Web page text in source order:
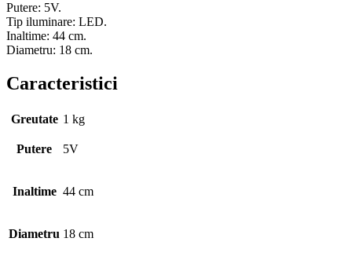
Putere: 5V.
Tip iluminare: LED.
Inaltime: 44 cm.
Diametru: 18 cm.
Caracteristici
Greutate 1 kg
Putere 5V
Inaltime 44 cm
Diametru 18 cm